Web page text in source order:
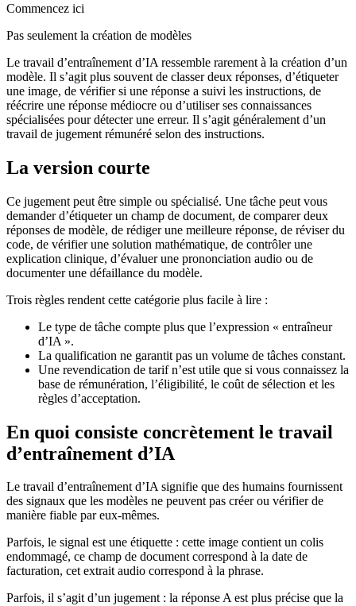
Commencez ici
Pas seulement la création de modèles
Le travail d’entraînement d’IA ressemble rarement à la création d’un
modèle. Il s’agit plus souvent de classer deux réponses, d’étiqueter
une image, de vérifier si une réponse a suivi les instructions, de
réécrire une réponse médiocre ou d’utiliser ses connaissances
spécialisées pour détecter une erreur. Il s’agit généralement d’un
travail de jugement rémunéré selon des instructions.
La version courte
Ce jugement peut être simple ou spécialisé. Une tâche peut vous
demander d’étiqueter un champ de document, de comparer deux
réponses de modèle, de rédiger une meilleure réponse, de réviser du
code, de vérifier une solution mathématique, de contrôler une
explication clinique, d’évaluer une prononciation audio ou de
documenter une défaillance du modèle.
Trois règles rendent cette catégorie plus facile à lire :
Le type de tâche compte plus que l’expression « entraîneur
d’IA ».
La qualification ne garantit pas un volume de tâches constant.
Une revendication de tarif n’est utile que si vous connaissez la
base de rémunération, l’éligibilité, le coût de sélection et les
règles d’acceptation.
En quoi consiste concrètement le travail
d’entraînement d’IA
Le travail d’entraînement d’IA signifie que des humains fournissent
des signaux que les modèles ne peuvent pas créer ou vérifier de
manière fiable par eux-mêmes.
Parfois, le signal est une étiquette : cette image contient un colis
endommagé, ce champ de document correspond à la date de
facturation, cet extrait audio correspond à la phrase.
Parfois, il s’agit d’un jugement : la réponse A est plus précise que la